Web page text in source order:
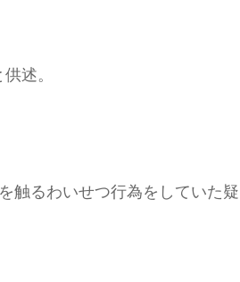
述。
触るわいせつ行為をしていた